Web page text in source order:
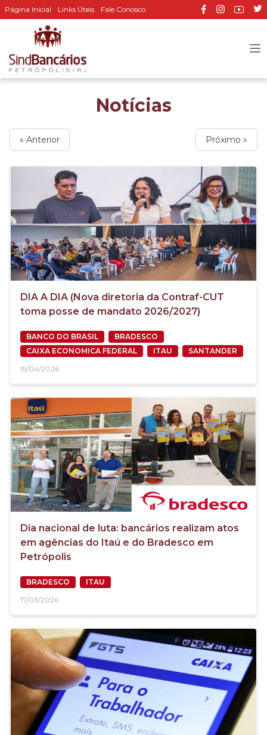
Página Inicial Links Úteis Fale Conosco
Notícias
« Anterior Próximo »
DIA A DIA (Nova diretoria da Contraf-CUT
toma posse de mandato 2026/2027)
BANCO DO BRASIL
BRADESCO
CAIXA ECONOMICA FEDERAL
ITAU
SANTANDER
15/04/2026
Dia nacional de luta: bancários realizam atos
em agências do Itaú e do Bradesco em
Petrópolis
BRADESCO
ITAU
17/03/2026